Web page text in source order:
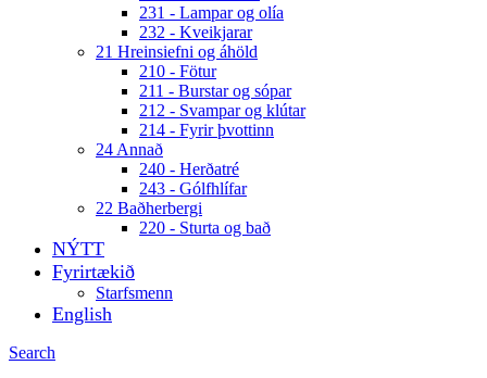
231 - Lampar og olía
232 - Kveikjarar
21 Hreinsiefni og áhöld
210 - Fötur
211 - Burstar og sópar
212 - Svampar og klútar
214 - Fyrir þvottinn
24 Annað
240 - Herðatré
243 - Gólfhlífar
22 Baðherbergi
220 - Sturta og bað
NÝTT
Fyrirtækið
Starfsmenn
English
Search